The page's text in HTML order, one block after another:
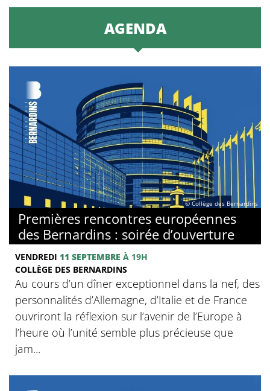
AGENDA
© Collège des Bernardins
Premières rencontres européennes
des Bernardins : soirée d’ouverture
VENDREDI 11 SEPTEMBRE À 19H
COLLÈGE DES BERNARDINS
Au cours d’un dîner exceptionnel dans la nef, des
personnalités d’Allemagne, d’Italie et de France
ouvriront la réflexion sur l’avenir de l’Europe à
l’heure où l’unité semble plus précieuse que
jam...